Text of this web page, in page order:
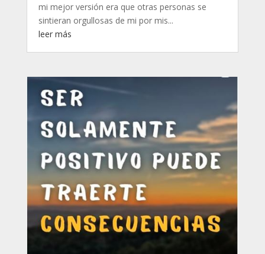
mi mejor versión era que otras personas se
sintieran orgullosas de mi por mis...
leer más